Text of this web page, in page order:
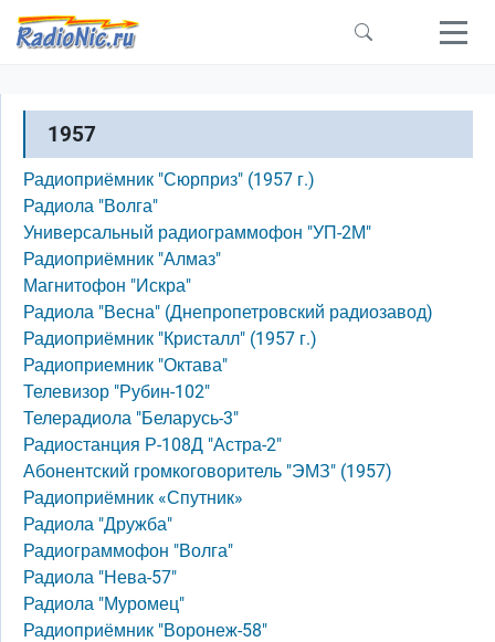
Перейти к основному содержанию
1957
Радиоприёмник "Сюрприз" (1957 г.)
Радиола "Волга"
Универсальный радиограммофон "УП-2М"
Радиоприёмник "Алмаз"
Магнитофон "Искра"
Радиола "Весна" (Днепропетровский радиозавод)
Радиоприёмник "Кристалл" (1957 г.)
Радиоприемник "Октава"
Телевизор "Рубин-102"
Телерадиола "Беларусь-3"
Радиостанция Р-108Д "Астра-2"
Абонентский громкоговоритель "ЭМЗ" (1957)
Радиоприёмник «Спутник»
Радиола "Дружба"
Радиограммофон "Волга"
Радиола "Нева-57"
Радиола "Муромец"
Радиоприёмник "Воронеж-58"